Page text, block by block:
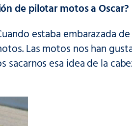
de pilotar motos a Oscar?
estaba embarazada
Las motos nos han
sacarnos esa idea de la